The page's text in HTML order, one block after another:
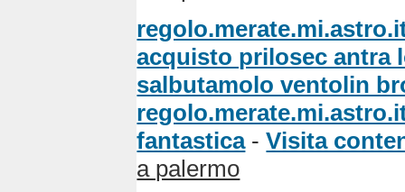
acquisto prilosec antra
salbutamolo ventolin
fantastica-Visita
a palermo